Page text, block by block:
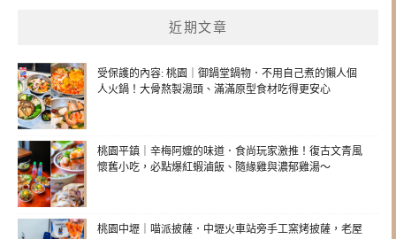
近期文章
受保護的內容: 桃園｜御鍋堂鍋物．不用自己煮的懶人個
人火鍋！大骨熬製湯頭、滿滿原型食材吃得更安心
桃園平鎮｜辛梅阿嬤的味道．食尚玩家激推！復古文青風
懷舊小吃，必點爆紅蝦滷飯、隨緣雞與濃郁雞湯～
桃園中壢｜喵派披薩．中壢火車站旁手工窯烤披薩，老屋